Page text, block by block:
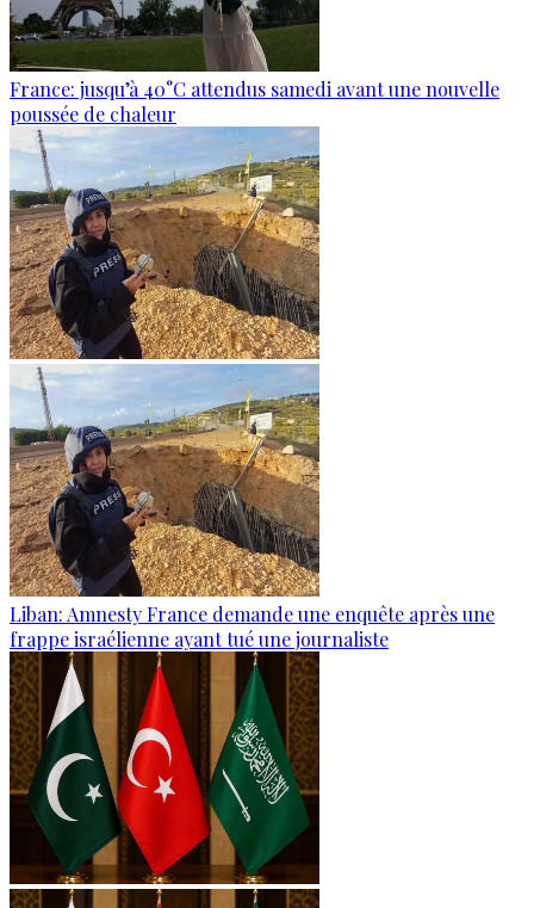
France: jusqu’à 40°C attendus samedi avant une nouvelle
poussée de chaleur
Liban: Amnesty France demande une enquête après une
frappe israélienne ayant tué une journaliste